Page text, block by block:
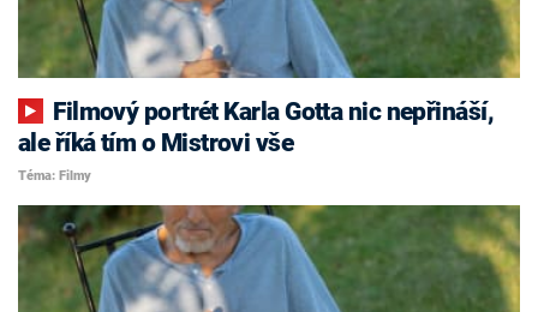
ale říká tím o Mistrovi vše
Téma: Filmy